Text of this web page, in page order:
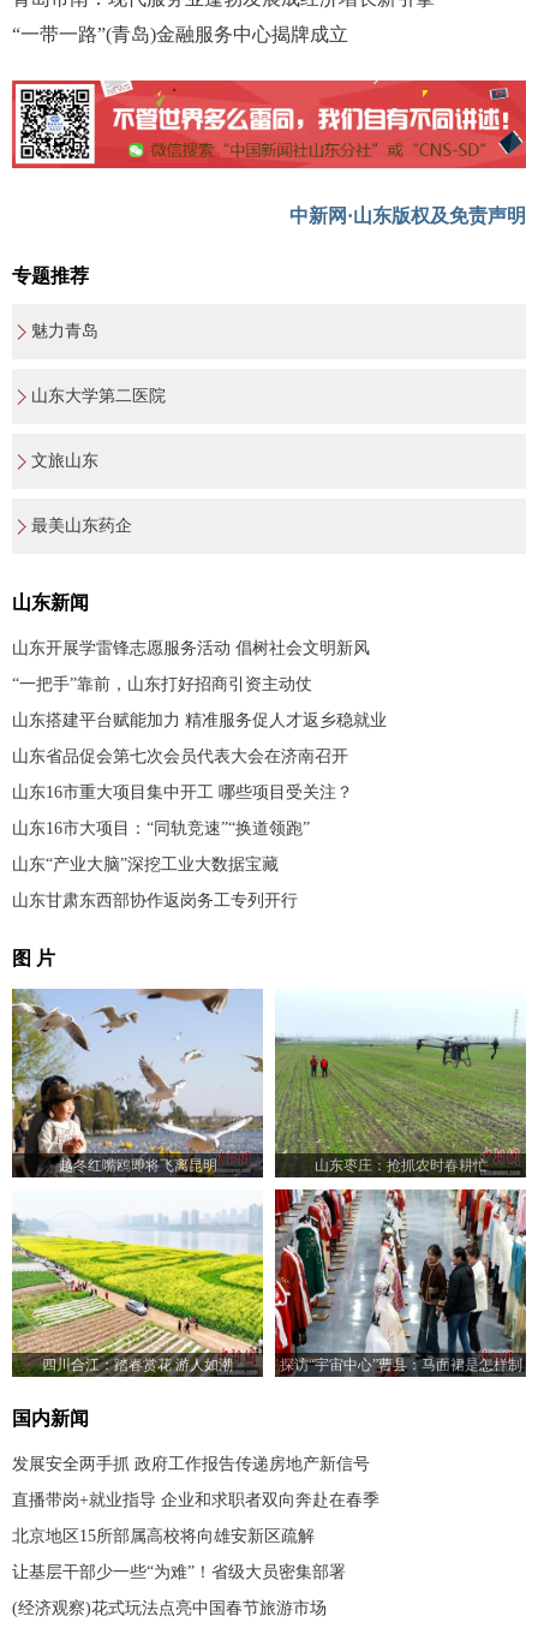
“一带一路”(青岛)金融服务中心揭牌成立
中新网·山东版权及免责声明
专题推荐
魅力青岛
山东大学第二医院
文旅山东
最美山东药企
山东新闻
山东开展学雷锋志愿服务活动 倡树社会文明新风
“一把手”靠前，山东打好招商引资主动仗
山东搭建平台赋能加力 精准服务促人才返乡稳就业
山东省品促会第七次会员代表大会在济南召开
山东16市重大项目集中开工 哪些项目受关注？
山东16市大项目：“同轨竞速”“换道领跑”
山东“产业大脑”深挖工业大数据宝藏
山东甘肃东西部协作返岗务工专列开行
图 片
越冬红嘴鸥即将飞离昆明 山东枣庄：抢抓农时春耕忙
四川合江：踏春赏花 游人如潮
探访“宇宙中心”曹县：马面裙是怎样制
国内新闻
发展安全两手抓 政府工作报告传递房地产新信号
直播带岗+就业指导 企业和求职者双向奔赴在春季
北京地区15所部属高校将向雄安新区疏解
让基层干部少一些“为难”！省级大员密集部署
(经济观察)花式玩法点亮中国春节旅游市场